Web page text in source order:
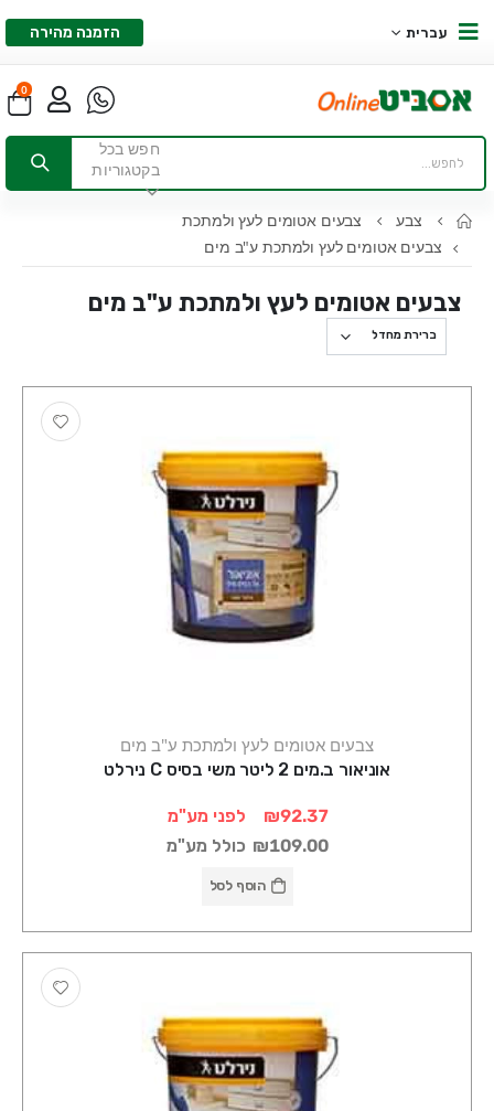
עברית הזמנה מהירה
0
חפש בכל
בקטגוריות
צבע
צבעים אטומים לעץ ולמתכת
צבעים אטומים לעץ ולמתכת ע"ב מים
צבעים אטומים לעץ ולמתכת ע"ב מים
צבעים אטומים לעץ ולמתכת ע"ב מים
אוניאור ב.מים 2 ליטר משי בסיס C נירלט
₪92.37
לפני מע"מ
₪109.00 כולל מע"מ
הוסף לסל